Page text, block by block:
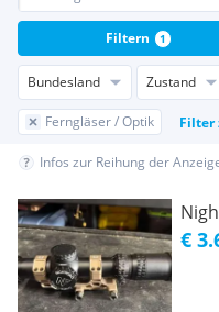
Bundesland Zustand
Ferngläser / Optik Filter
Filtern 1
Infos zur Reihung der
€